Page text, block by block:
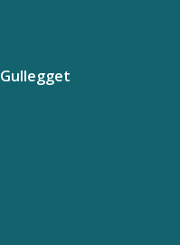
Gullegget